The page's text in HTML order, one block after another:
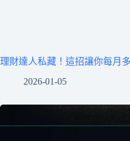
理財達人私藏！這招讓你每月
2026-01-05